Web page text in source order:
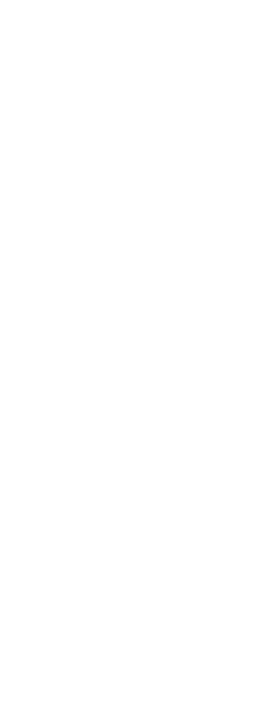
置されている特定の建物。
題が発生しているプリンター
ンターの誤動作または報告さ
明。
デントを IT サポートキューに
履行のための事前設定済みの
。Flow Builder を使用して、
るコネクタを含むカスタムフ